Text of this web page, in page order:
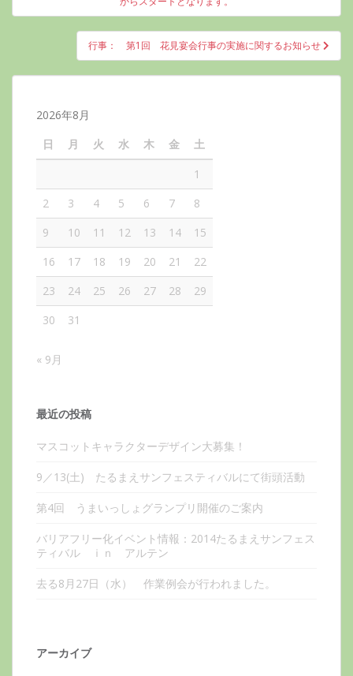
ナ
ー
行事： 第1回 花見宴会行事の実施に関するお知らせ
2026年8月
日
月 火 水 木 金
土
1
2
3 4 5 6 7
8
9
10 11 12 13 14
15
16
17 18 19 20 21
22
23
24 25 26 27 28
29
30
31
« 9月
最近の投稿
マスコットキャラクターデザイン大募集！
9／13(土) たるまえサンフェスティバルにて街頭活動
第4回 うまいっしょグランプリ開催のご案内
バリアフリー化イベント情報：2014たるまえサンフェス
ティバル ｉｎ アルテン
去る8月27日（水） 作業例会が行われました。
アーカイブ